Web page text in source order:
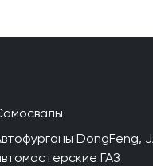
DongFeng, JAC,
ГАЗ